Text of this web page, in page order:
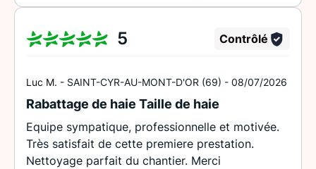
professionnalisme, beaucoup de soin et un vrai
avions été conquis par son écoute, ses conseils
clôture est parfaitement aménagée. Les délais
ont été respectés, le chantier est resté propre
tout au long des travaux et l'équipe a toujours
été agréable et disponible. Un immense merci
pour cette transformation.
5 Contrôlé
Luc M. - SAINT-CYR-AU-MONT-D'OR (69) - 08/07/2026
Rabattage de haie Taille de haie
Equipe sympatique, professionnelle et motivée.
Très satisfait de cette premiere prestation.
Nettoyage parfait du chantier. Merci